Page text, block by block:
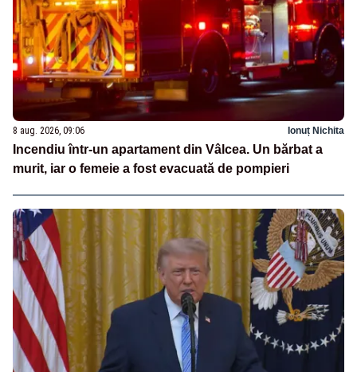
8 aug. 2026, 09:06 Ionuț Nichita
Incendiu într-un apartament din Vâlcea. Un bărbat a
murit, iar o femeie a fost evacuată de pompieri